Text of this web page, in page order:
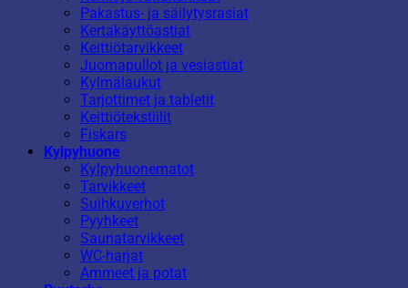
Pakastus- ja säilytysrasiat
Kertakäyttöastiat
Keittiötarvikkeet
Juomapullot ja vesiastiat
Kylmälaukut
Tarjottimet ja tabletit
Keittiötekstiilit
Fiskars
Kylpyhuone
Kylpyhuonematot
Tarvikkeet
Suihkuverhot
Pyyhkeet
Saunatarvikkeet
WC-harjat
Ammeet ja potat